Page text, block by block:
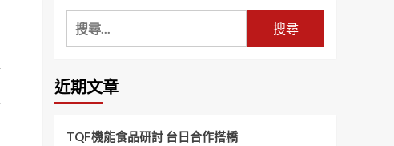
搜
尋
鍵
字:
近期文章
TQF機能食品研討 台日合作搭橋